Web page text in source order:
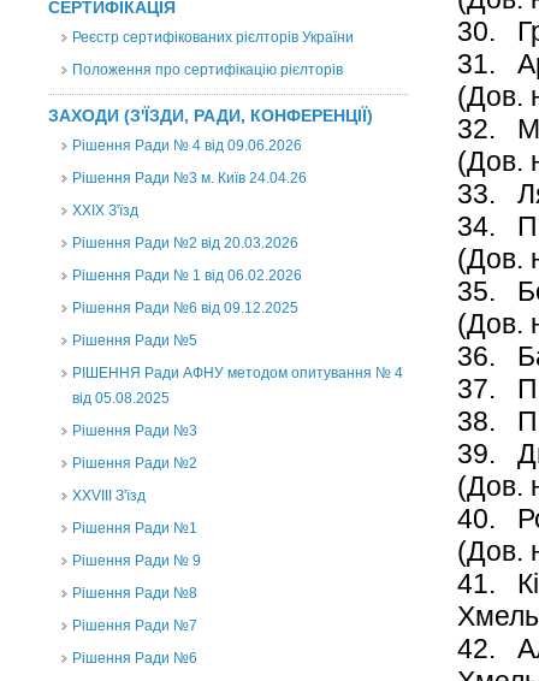
СЕРТИФІКАЦІЯ
Реєстр сертифікованих рієлторів України
Положення про сертифікацію рієлторів
ЗАХОДИ (З'ЇЗДИ, РАДИ, КОНФЕРЕНЦІЇ)
Рішення Ради № 4 від 09.06.2026
Рішення Ради №3 м. Київ 24.04.26
XXІХ З'їзд
Рішення Ради №2 від 20.03.2026
Рішення Ради № 1 від 06.02.2026
Рішення Ради №6 від 09.12.2025
Рішення Ради №5
РІШЕННЯ Ради АФНУ методом опитування № 4
від 05.08.2025
Рішення Ради №3
Рішення Ради №2
XXVIII З'їзд
Рішення Ради №1
Рішення Ради № 9
Рішення Ради №8
Рішення Ради №7
Рішення Ради №6
30.
31.
(Дов.
32.
(Дов.
33.
34.
(Дов.
35.
(Дов.
36.
37.
38.
39.
(Дов.
40.
(Дов.
41.
42.